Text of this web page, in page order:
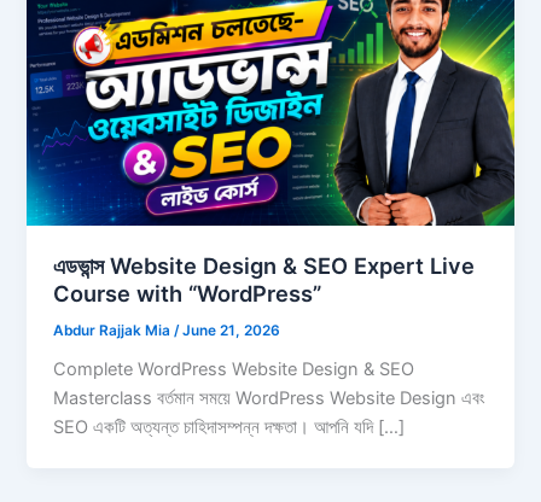
এডভান্স Website Design & SEO Expert Live
Course with “WordPress”
Abdur Rajjak Mia /June 21, 2026
Complete WordPress Website Design & SEO
Masterclass বর্তমান সময়ে WordPress Website Design এবং
SEO একটি অত্যন্ত চাহিদাসম্পন্ন দক্ষতা। আপনি যদি […]